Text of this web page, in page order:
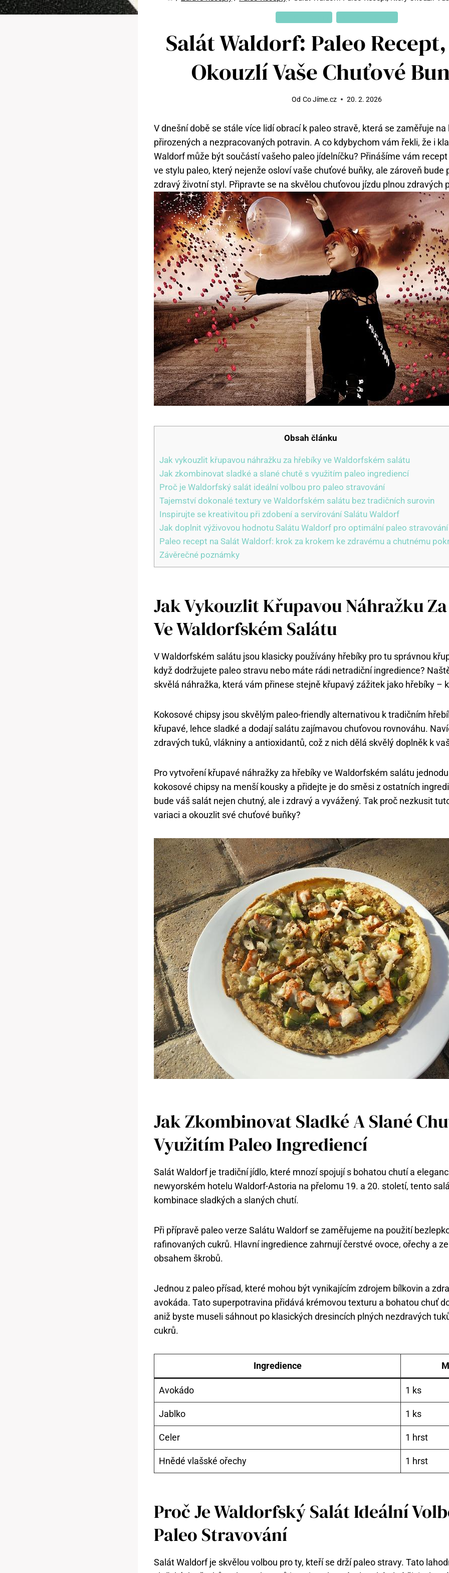
Salát Waldorf: Paleo
Okouzlí Vaše Chuťové
Od Co Jíme.cz 20. 2. 2026
V dnešní době se stále více lidí obrací k paleo stravě, která se zaměřuje
přirozených a nezpracovaných potravin. A co kdybychom vám řekli, že i
Waldorf může být součástí vašeho paleo jídelníčku? Přinášíme vám
ve stylu paleo, který nejenže osloví vaše chuťové buňky, ale zároveň bude
zdravý životní styl. Připravte se na skvělou chuťovou jízdu plnou zdravých
Obsah článku
Jak vykouzlit křupavou náhražku za hřebíky ve Waldorfském salátu
Jak zkombinovat sladké a slané chutě s využitím paleo ingrediencí
Proč je Waldorfský salát ideální volbou pro paleo stravování
Tajemství dokonalé textury ve Waldorfském salátu bez tradičních surovin
Inspirujte se kreativitou při zdobení a servírování Salátu Waldorf
Jak doplnit výživovou hodnotu Salátu Waldorf pro optimální paleo stravování
Paleo recept na Salát Waldorf: krok za krokem ke zdravému a chutnému
Závěrečné poznámky
Jak Vykouzlit Křupavou Náhražku
Ve Waldorfském Salátu
V Waldorfském salátu jsou klasicky používány hřebíky pro tu správnou
když dodržujete paleo stravu nebo máte rádi netradiční ingredience?
skvělá náhražka, která vám přinese stejně křupavý zážitek jako hřebíky –
Kokosové chipsy jsou skvělým paleo-friendly alternativou k tradičním
křupavé, lehce sladké a dodají salátu zajímavou chuťovou rovnováhu.
zdravých tuků, vlákniny a antioxidantů, což z nich dělá skvělý doplněk k
Pro vytvoření křupavé náhražky za hřebíky ve Waldorfském salátu
kokosové chipsy na menší kousky a přidejte je do směsi z ostatních
bude váš salát nejen chutný, ale i zdravý a vyvážený. Tak proč nezkusit
variaci a okouzlit své chuťové buňky?
Jak Zkombinovat Sladké A Slané
Využitím Paleo Ingrediencí
Salát Waldorf je tradiční jídlo, které mnozí spojují s bohatou chutí a
newyorském hotelu Waldorf-Astoria na přelomu 19. a 20. století, tento
kombinace sladkých a slaných chutí.
Při přípravě paleo verze Salátu Waldorf se zaměřujeme na použití
rafinovaných cukrů. Hlavní ingredience zahrnují čerstvé ovoce, ořechy a
obsahem škrobů.
Jednou z paleo přísad, které mohou být vynikajícím zdrojem bílkovin a
avokáda. Tato superpotravina přidává krémovou texturu a bohatou chuť
aniž byste museli sáhnout po klasických dresincích plných nezdravých
cukrů.
Ingredience
Avokádo 1 ks
Jablko 1 ks
Celer 1 hrst
Hnědé vlašské ořechy 1 hrst
Proč Je Waldorfský Salát Ideální
Paleo Stravování
Salát Waldorf je skvělou volbou pro ty, kteří se drží paleo stravy. Tato